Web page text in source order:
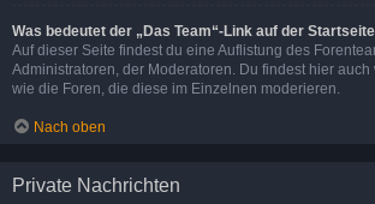
Was bedeutet der „Das Team“-Link auf der
Auf dieser Seite findest du eine Auflistung des
Administratoren, der Moderatoren. Du findest hier
wie die Foren, die diese im Einzelnen moderieren.
Nach oben
Private Nachrichten